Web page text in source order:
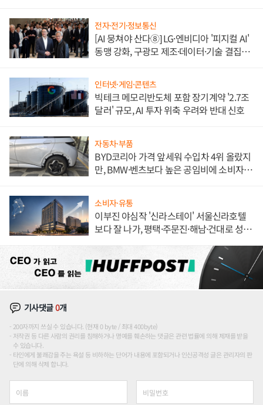
전자·전기·정보통신
[AI 뭉쳐야 산다⑧] LG·엔비디아 '피지컬 AI'
동맹 강화, 구광모 제조·데이터·기술 결집
인터넷·게임·콘텐츠
빅테크 메모리반도체 포함 장기계약 '2.7조
달러' 규모, AI 투자 위축 우려와 반대 신호
자동차·부품
BYD코리아 가격 앞세워 수입차 4위 올랐지
만, BMW·벤츠보다 높은 공임비에 소비자
소비자·유통
이부진 야심작 '신라스테이' 서울신라호텔
보다 잘 나가, 평택·주문진·해남·건대로 성
기사댓글0개
200자까지 쓰실 수 있습니다. (현재 0 byte / 최대 400byte)
저작권 등 다른 사람의 권리를 침해하거나 명예를 훼손하는 댓글은 관련 법률에 의해 제재를 받을
수 있습니다.
타인에게 불쾌감을 주는 욕설 등 비하하는 단어가 내용에 포함되거나 인신공격성 글은 관리자의 판
단에 의해 삭제 합니다.